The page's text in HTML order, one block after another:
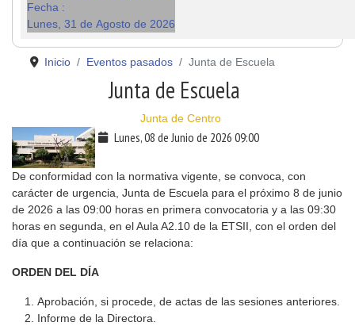
Fecha :
Lunes, 31 de Agosto de 2026
Inicio Eventos pasados Junta de Escuela
Junta de Escuela
Junta de Centro
Lunes, 08 de Junio de 2026 09:00
De conformidad con la normativa vigente, se convoca, con
carácter de urgencia, Junta de Escuela para el próximo 8 de junio
de 2026 a las 09:00 horas en primera convocatoria y a las 09:30
horas en segunda, en el Aula A2.10 de la ETSII, con el orden del
día que a continuación se relaciona:
ORDEN DEL DÍA
Aprobación, si procede, de actas de las sesiones anteriores.
Informe de la Directora.